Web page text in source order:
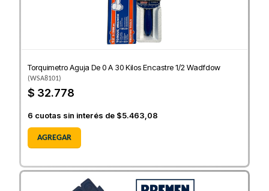
Torquimetro Aguja De 0 A 30 Kilos Encastre 1/2 Wadfdow
(WSA8101)
$ 32.778
6 cuotas sin interés de $5.463,08
AGREGAR